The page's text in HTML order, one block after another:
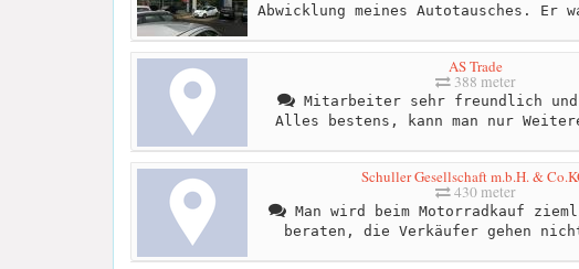
Abwicklung meines Autotausches. Er
AS Trade
388 meter
Mitarbeiter sehr freundlich und
Alles bestens, kann man nur
Schuller Gesellschaft m.b.H. &
430 meter
Man wird beim Motorradkauf
beraten, die Verkäufer gehen